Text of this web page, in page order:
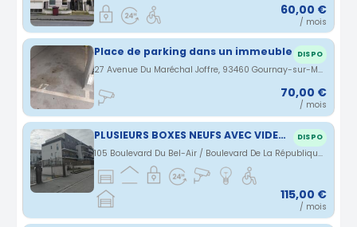
60,00 €
/ mois
Place de parking dans un immeuble DISPO
27 Avenue Du Maréchal Joffre, 93460 Gournay-sur-Marne, France · 1.41 km
70,00 €
/ mois
PLUSIEURS BOXES NEUFS AVEC VIDEOSURVEILLANCE CHAMPS-SUR-MARNE DISPO
105 Boulevard Du Bel-Air / Boulevard De La République, 77420 Gournay-sur-Marne, France · 2.24 km
115,00 €
/ mois